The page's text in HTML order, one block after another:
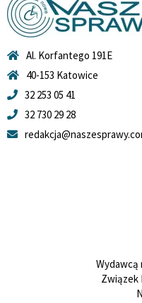
Al. Korfantego 191E
40-153 Katowice
32 253 05 41
32 730 29 28
Wydawcą
Związek